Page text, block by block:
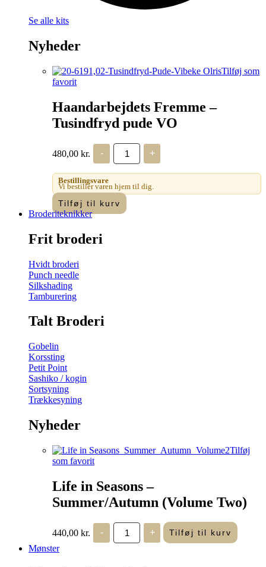
Se alle kits
Nyheder
Tilføj som
favorit
Haandarbejdets Fremme –
Tusindfryd pude VO
480,00 kr. -
Haandarbejdets
Fremme
-
Tusindfryd
pude
VO
antal
+
Bestillingsvare
Vi bestiller varen hjem til dig.
Tilføj til kurv
Broderiteknikker
Frit broderi
Hvidt broderi
Punch needle
Silkshading
Tamburering
Talt Broderi
Gobelin
Korssting
Petit Point
Sashiko / kogin
Sortsyning
Trækkesyning
Nyheder
Tilføj
som favorit
Life in Seasons –
Summer/Autumn (Volume Two)
440,00 kr. -
Life
Seasons
+ Tilføj til kurv
Mønster